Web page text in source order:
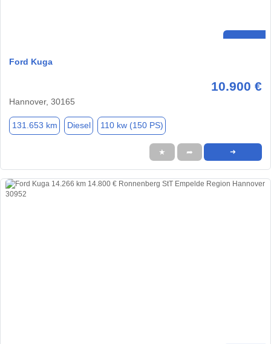
Ford Kuga
10.900 €
Hannover, 30165
131.653 km Diesel 110 kw (150 PS)
★ ➦ ➜